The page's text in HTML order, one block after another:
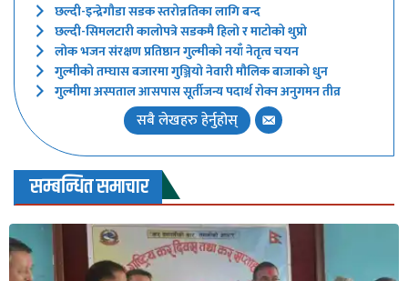
छल्दी-इन्द्रेगौडा सडक स्तरोन्नतिका लागि बन्द
छल्दी-सिमलटारी कालोपत्रे सडकमै हिलो र माटोको थुप्रो
लोक भजन संरक्षण प्रतिष्ठान गुल्मीको नयाँ नेतृत्व चयन
गुल्मीको तम्घास बजारमा गुञ्जियो नेवारी मौलिक बाजाको धुन
गुल्मीमा अस्पताल आसपास सूर्तीजन्य पदार्थ रोक्न अनुगमन तीव्र
सबै लेखहरु हेर्नुहोस्
सम्बन्धित समाचार